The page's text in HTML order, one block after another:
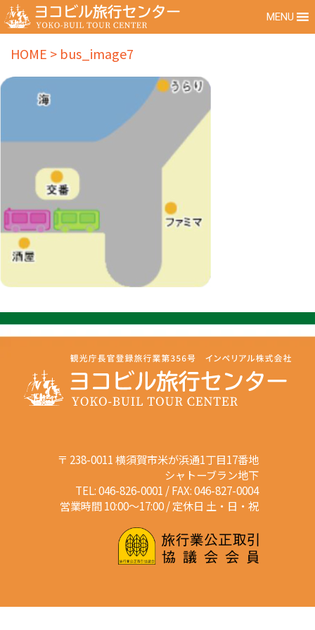
MENU
HOME > bus_image7
〒 238-0011 横須賀市米が浜通1丁目17番地
シャトーブラン地下
TEL: 046-826-0001 / FAX: 046-827-0004
営業時間 10:00～17:00 / 定休日 土・日・祝